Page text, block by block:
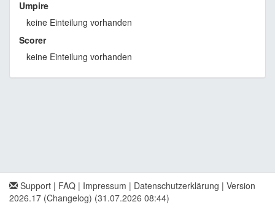
Umpire
keine Einteilung vorhanden
Scorer
keine Einteilung vorhanden
Support | FAQ | Impressum | Datenschutzerklärung | Version
2026.17 (Changelog) (31.07.2026 08:44)